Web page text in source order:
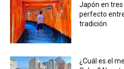
Japón en
perfecto
tradición
¿Cuál es el